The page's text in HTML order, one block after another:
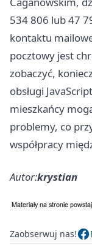
534 806 lub 47
kontaktu
pocztowy jest
zobaczyć,
obsługi
mieszkańcy
problemy, co
współpracy
Autor:krystian
Zaobserwuj nas!